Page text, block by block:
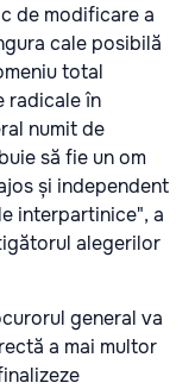
de modificare a
cale posibilă
total
radicale în
numit de
să fie un om
și independent
interpartinice", a
alegerilor
general va
a mai multor